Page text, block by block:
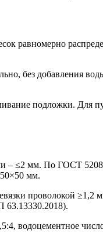
равномерно
без добавления
подложки. Для
– ≤2 мм. По ГОСТ
мм.
проволокой ≥1,2
63.13330.2018).
водоцементное